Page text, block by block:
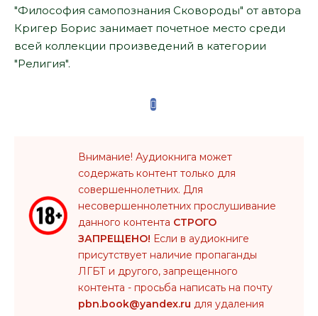
"Философия самопознания Сковороды" от автора
Кригер Борис занимает почетное место среди
всей коллекции произведений в категории
"Религия".
Внимание! Аудиокнига может
содержать контент только для
совершеннолетних. Для
несовершеннолетних прослушивание
данного контента СТРОГО
ЗАПРЕЩЕНО! Если в аудиокниге
присутствует наличие пропаганды
ЛГБТ и другого, запрещенного
контента - просьба написать на почту
pbn.book@yandex.ru для удаления